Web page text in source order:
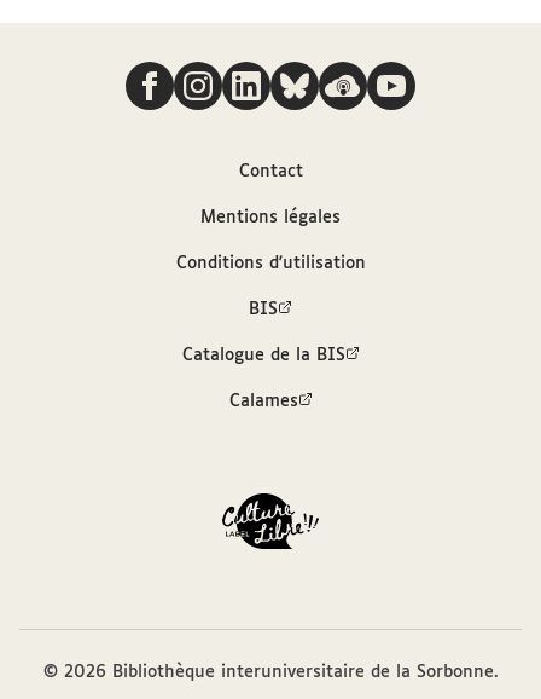
Titre
Les censures des theologiens de Paris, par
lesquelles ils avoyent faulsement condamné les
Traduictes de latin en françois
Estienne, Robert (1503?-1559)
Description bibliographique (SUDOC)
Nous suivre
Contact
Mentions légales
Conditions d'utilisation
BIS
Catalogue de la BIS
Calames
© 2026 Bibliothèque interuniversitaire de la Sorbonne.